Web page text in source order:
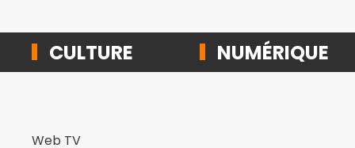
CULTURE NUMÉRIQUE
Web TV